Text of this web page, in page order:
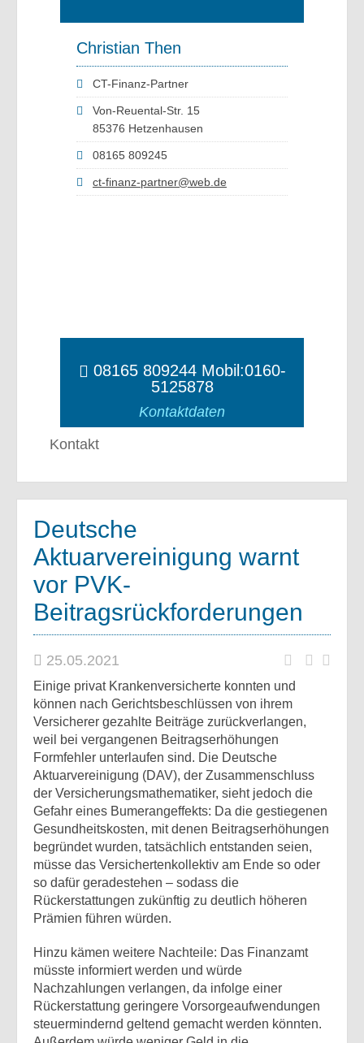
Christian Then
CT-Finanz-Partner
Von-Reuental-Str. 15
85376 Hetzenhausen
08165 809245
ct-finanz-partner@web.de
08165 809244 Mobil:0160-
5125878
Kontaktdaten
Kontakt
Deutsche
Aktuarvereinigung warnt
vor PVK-
Beitragsrückforderungen
25.05.2021
Einige privat Krankenversicherte konnten und
können nach Gerichtsbeschlüssen von ihrem
Versicherer gezahlte Beiträge zurückverlangen,
weil bei vergangenen Beitragserhöhungen
Formfehler unterlaufen sind. Die Deutsche
Aktuarvereinigung (DAV), der Zusammenschluss
der Versicherungsmathematiker, sieht jedoch die
Gefahr eines Bumerangeffekts: Da die gestiegenen
Gesundheitskosten, mit denen Beitragserhöhungen
begründet wurden, tatsächlich entstanden seien,
müsse das Versichertenkollektiv am Ende so oder
so dafür geradestehen – sodass die
Rückerstattungen zukünftig zu deutlich höheren
Prämien führen würden.
Hinzu kämen weitere Nachteile: Das Finanzamt
müsste informiert werden und würde
Nachzahlungen verlangen, da infolge einer
Rückerstattung geringere Vorsorgeaufwendungen
steuermindernd geltend gemacht werden könnten.